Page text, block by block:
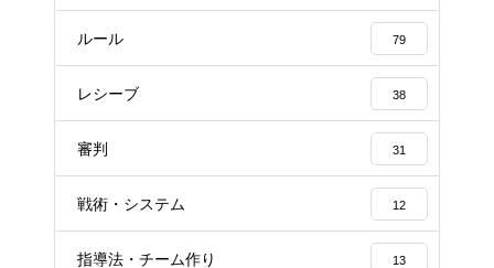
ルール 79
レシーブ 38
審判 31
戦術・システム 12
指導法・チーム作り 13